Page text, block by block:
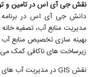
نقش جی آی اس در تامین و
دانش جی آی اس در
مدیریت منابع آب، تصفیه
بهینه سازی تخصیص منابع
زیرساخت های ناکافی کمک
نقش GIS در مدیریت آب های زیرزمینی